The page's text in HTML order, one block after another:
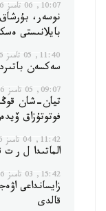
10:07, 06 تامىز 2026
بايلانىستى
11:40, 05 تامىز 2026
سەكسەن
09:07, 05 تامىز 2026
تيان-شان
فوتوتۇزاق
11:42, 04 تامىز 2026
الماتىدا ل ر
15:42, 03 تامىز 2026
زايسانداعى
قالدى